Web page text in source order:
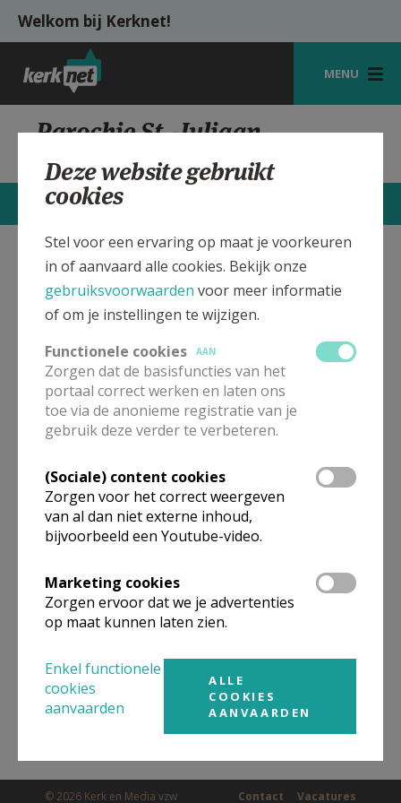
Overslaan en naar de inhoud gaan
Welkom bij Kerknet!
MENU
STARTPAGINA
VIERINGEN
SHOP
ZOEKEN
HULP
MIJN PAROCHIE
AANMELDEN OF REGISTREREN
Parochie St.-Juliaan
Langemark
CONTACTEN
Verbergen
St.-Juliaan Kerk Langemark
de details voor het adres van de kerk, alsook een lijst met
kerken in de buurt.
ALLE DETAILS TONEN
Omgeving
Niet gevonden wat je zocht? Hier vind je
links naar kerken, eventueel van andere
organisaties, in de buurt.
© 2026 Kerk en Media vzw Vacatures
Contact
Deze website gebruikt
cookies
Stel voor een ervaring op maat je voorkeuren
in of aanvaard alle cookies. Bekijk onze
gebruiksvoorwaarden voor meer informatie
of om je instellingen te wijzigen.
Functionele cookies
AAN
Zorgen dat de basisfuncties van het
portaal correct werken en laten ons
toe via de anonieme registratie van je
gebruik deze verder te verbeteren.
(Sociale) content cookies
Zorgen voor het correct weergeven
van al dan niet externe inhoud,
bijvoorbeeld een Youtube-video.
Marketing cookies
Zorgen ervoor dat we je advertenties
op maat kunnen laten zien.
Enkel functionele
cookies
aanvaarden
ALLE
COOKIES
AANVAARDEN